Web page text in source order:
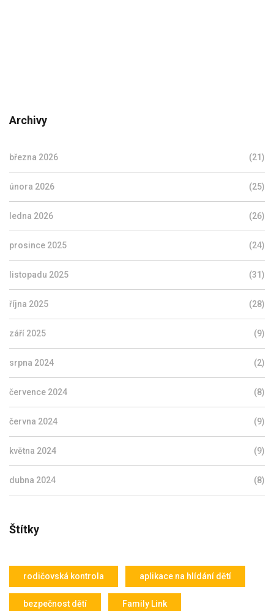
Archivy
března 2026 (21)
února 2026 (25)
ledna 2026 (26)
prosince 2025 (24)
listopadu 2025 (31)
října 2025 (28)
září 2025 (9)
srpna 2024 (2)
července 2024 (8)
června 2024 (9)
května 2024 (9)
dubna 2024 (8)
Štítky
rodičovská kontrola aplikace na hlídání dětí
bezpečnost dětí Family Link